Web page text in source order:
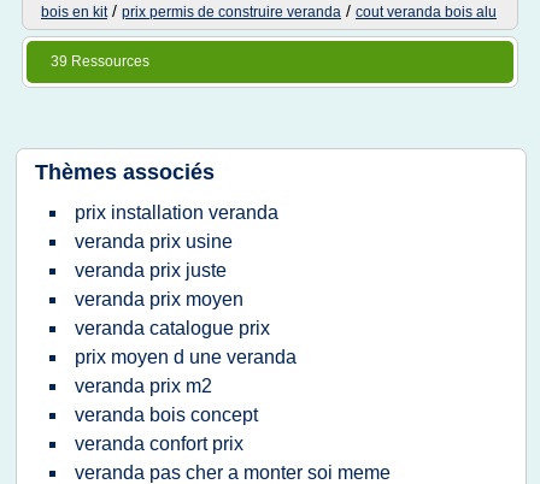
bois en kit/ prix permis de construire veranda / cout veranda bois alu
39 Ressources
Thèmes associés
prix installation veranda
veranda prix usine
veranda prix juste
veranda prix moyen
veranda catalogue prix
prix moyen d une veranda
veranda prix m2
veranda bois concept
veranda confort prix
veranda pas cher a monter soi meme